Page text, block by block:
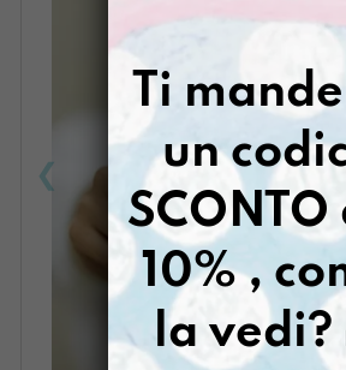
Ti
un
SCONTO
10% ,
la vedi?